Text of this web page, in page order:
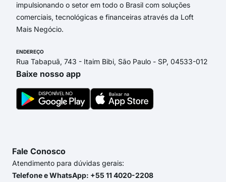
impulsionando o setor em todo o Brasil com soluções
comerciais, tecnológicas e financeiras através da Loft
Mais Negócio.
ENDEREÇO
Rua Tabapuã, 743 - Itaim Bibi, São Paulo - SP, 04533-012
Baixe nosso app
Fale Conosco
Atendimento para dúvidas gerais:
Telefone e WhatsApp: +55 11 4020-2208